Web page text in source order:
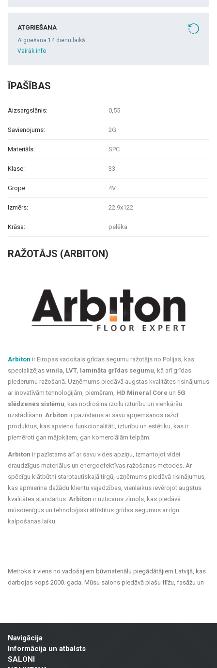
RAŽOTĀJS (ARBITON)
Arbiton ir Eiropas vadošais grīdas segumu ražotājs no Polijas, kas
specializējas vinila LVT lamināta grīdas segumu , kā arī grīdas
piederumu ražošanā. Uzņēmums piedāvā augstas kvalitātes risinājumus
ar inovatīvām tehnoloģijām, piemēram, HD Mineral Core un 5G
slēdzenes sistēmu , kas nodrošina izcilu izturību un vienkāršu
uzstādīšanu. Arbiton ir pazīstams ar savu apņemšanos ražot
produktus, kas apvieno funkcionalitāti, izturību un estētiku, kas ir
piemēroti gan mājokļiem, gan komerciālām telpām.
Arbiton ir pazīstams arī ar savu vides apziņu, izmantojot videi
draudzīgus materiālus un energoefektīvas ražošanas metodes. Ar
spēcīgu klātbūtni starptautiskajā tirgū, uzņēmums piedāvā risinājumus,
kas apmierina dažādu klientu vajadzības, vienlaikus ievērojot augstus
kvalitātes standartus. Arbiton ir uzticams zīmols, kas piedāvā
mūsdienīgus un tehnoloģiski attīstītus grīdas segumus ar ilgu
kalpošanas laiku.
ATGRIEŠANA
Atgriešana 14 dienu laikā
Vairāk info
ĪPAŠĪBAS
Aizsargslānis: 0,55
Savienojums: 2G
Materiāls: SPC
Klase: 33
Grope: 4V
Izmērs: 22.9x122
Krāsa: pelēka
Metroks ir viens no vadošajiem būvmateriālu piegādātājiem Latvijā, kas
darbojas kopš 2000. gada. Mūsu salons piedāvā plašu flīžu, fasāžu un
Mūsu piedāvājuma klāsts ietver:
Flīzes sienām un grīdām
Navigācija
Informācija un atbalsts
SALONI